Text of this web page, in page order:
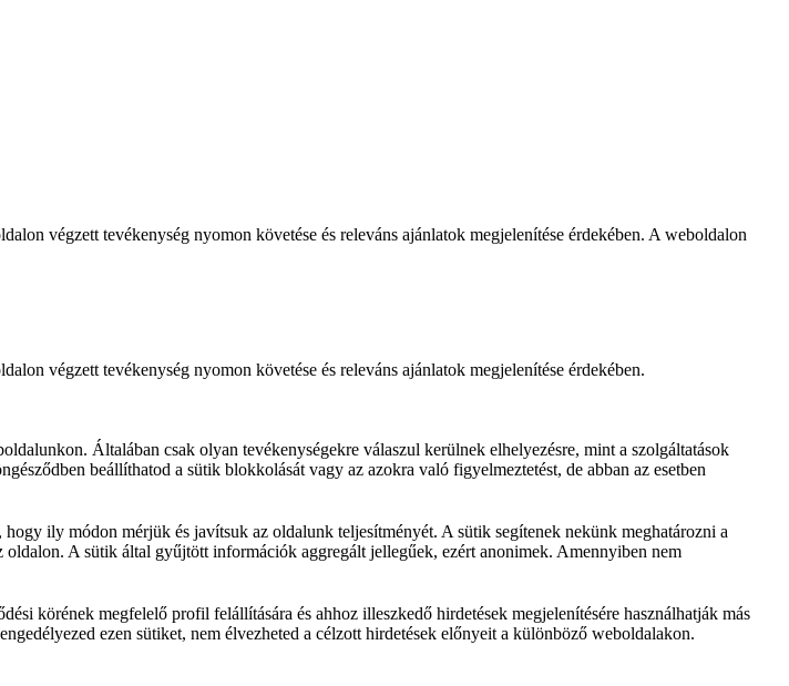
végzett tevékenység nyomon követése és releváns ajánlatok megjelenítése érdekében. A weboldalon
végzett tevékenység nyomon követése és releváns ajánlatok megjelenítése érdekében.
Általában csak olyan tevékenységekre válaszul kerülnek elhelyezésre, mint a szolgáltatások
beállíthatod a sütik blokkolását vagy az azokra való figyelmeztetést, de abban az esetben
ily módon mérjük és javítsuk az oldalunk teljesítményét. A sütik segítenek nekünk meghatározni a
A sütik által gyűjtött információk aggregált jellegűek, ezért anonimek. Amennyiben nem
körének megfelelő profil felállítására és ahhoz illeszkedő hirdetések megjelenítésére használhatják más
ezen sütiket, nem élvezheted a célzott hirdetések előnyeit a különböző weboldalakon.